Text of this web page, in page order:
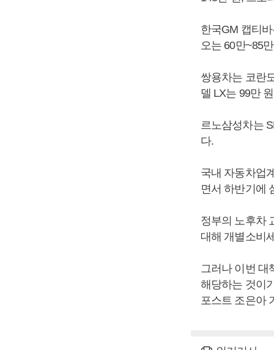
한국GM 캡티
오는 60만~85
쌍용차는 코란
델 LX는 99만
르노삼성차는
다.
국내 자동차업
면서 하반기에
정부의 노후차
대해 개별소비
그러나 이번 대
해당하는 것이
포스트 조은아